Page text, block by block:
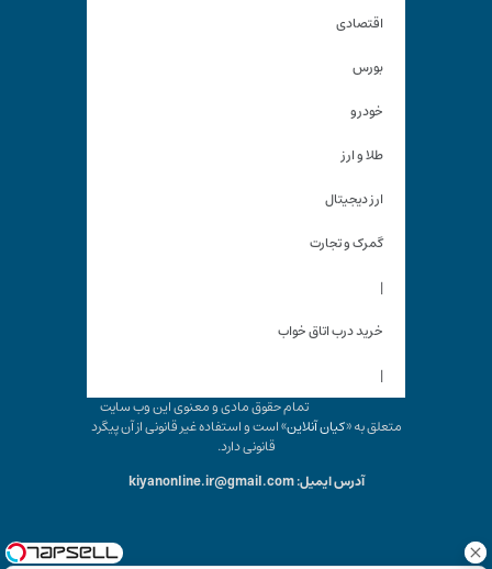
اقتصادی
بورس
خودرو
طلا و ارز
ارز دیجیتال
گمرک و تجارت
|
خرید درب اتاق خواب
|
تمام حقوق مادی و معنوی این وب سایت
متعلق به «کیان آنلاین» است و استفاده غیر قانونی از آن پیگرد
قانونی دارد.
آدرس ایمیل: kiyanonline.ir@gmail.com